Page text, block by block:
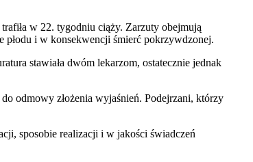
w 22. tygodniu ciąży. Zarzuty obejmują
płodu i w konsekwencji śmierć pokrzywdzonej.
stawiała dwóm lekarzom, ostatecznie jednak
odmowy złożenia wyjaśnień. Podejrzani, którzy
sposobie realizacji i w jakości świadczeń